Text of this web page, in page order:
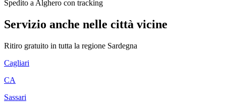
Spedito a Alghero con tracking
Servizio anche nelle città vicine
Ritiro gratuito in tutta la regione Sardegna
Cagliari
CA
Sassari